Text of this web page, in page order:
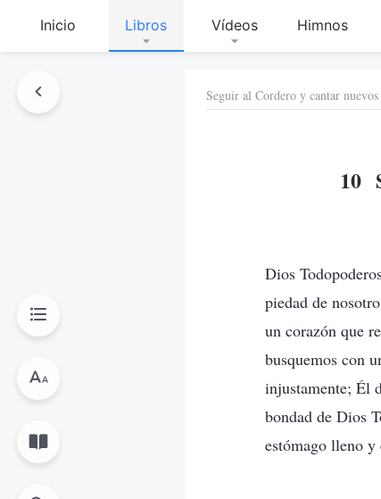
Inicio Libros Vídeos Himnos
Seguir al Cordero y cantar
10
Dios
piedad de
un corazón que
busquemos con
injustamente; Él
bondad de Dios
estómago lleno